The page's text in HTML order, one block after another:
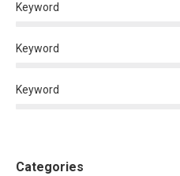
Keyword
Keyword
Keyword
Categories